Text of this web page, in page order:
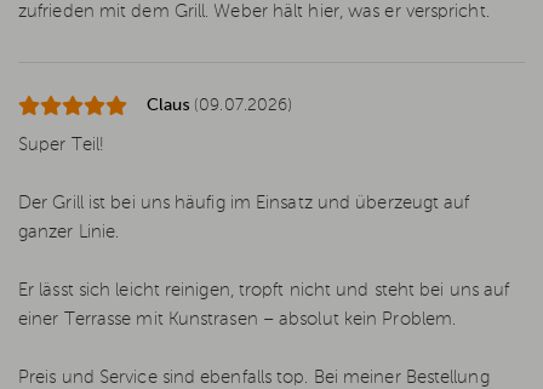
zufrieden mit dem Grill. Weber hält hier, was er verspricht.
Claus (09.07.2026)
Super Teil!
Der Grill ist bei uns häufig im Einsatz und überzeugt auf
ganzer Linie.
Er lässt sich leicht reinigen, tropft nicht und steht bei uns auf
einer Terrasse mit Kunstrasen – absolut kein Problem.
Preis und Service sind ebenfalls top. Bei meiner Bestellung